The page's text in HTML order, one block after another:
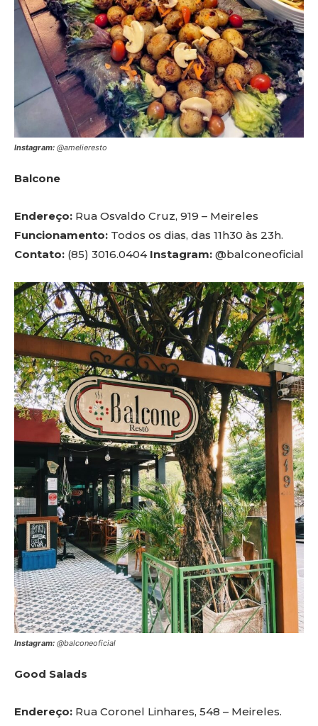
Instagram: @amelieresto
Balcone
Endereço: Rua Osvaldo Cruz, 919 – Meireles
Funcionamento: Todos os dias, das 11h30 às 23h.
Contato: (85) 3016.0404 Instagram: @balconeoficial
Instagram: @balconeoficial
Good Salads
Endereço: Rua Coronel Linhares, 548 – Meireles.